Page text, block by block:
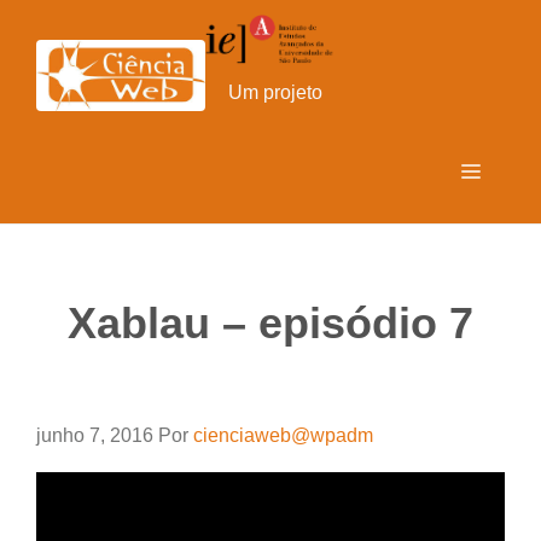
para
conteúdo
Um projeto
Menu
Xablau – episódio 7
junho 7, 2016 Por cienciaweb@wpadm